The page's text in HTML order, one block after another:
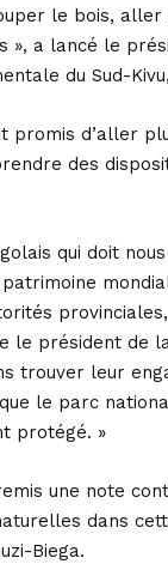
le bois,
», a lancé le
du Sud-
promis d’aller
des
qui doit
le président de
trouver leur
le parc
protégé. »
une note
dans
Biega.